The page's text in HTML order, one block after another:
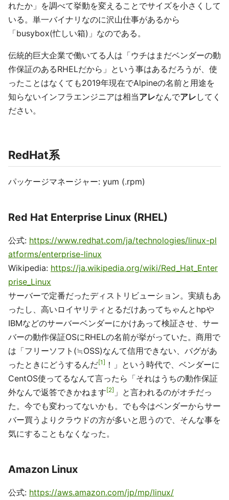
れたか」を調べて挙動を変えることでサイズを小さくして
いる。単一バイナリなのに沢山仕事があるから
「busybox(忙しい箱)」なのである。
伝統的巨大企業で働いてる人は「ウチはまだベンダーの動
作保証のあるRHELだから」という事はあるだろうが、使
ったことはなくても2019年現在でAlpineの名前と用途を
知らないインフラエンジニアは相当アレなんでアレ してく
ださい。
RedHat系
パッケージマネージャー: yum (.rpm)
Red Hat Enterprise Linux (RHEL)
公式: https://www.redhat.com/ja/technologies/linux-pl
atforms/enterprise-linux
Wikipedia: https://ja.wikipedia.org/wiki/Red_Hat_Enter
prise_Linux
サーバーで定番だったディストリビューション。実績もあ
ったし、高いロイヤリティとるだけあってちゃんとhpや
IBMなどのサーバーベンダーにかけあって検証させ、サー
バーの動作保証OSにRHELの名前が挙がっていた。商用で
は「フリーソフト(≒OSS)なんて信用できない、バグがあ
ったときにどうするんだ 1
！」という時代で、ベンダーに
CentOS使ってるなんて言ったら「それはうちの動作保証
外なんで返答できかねます 2 」と言われるのがオチだっ
た。今でも変わってないかも。でも今はベンダーからサー
バー買うよりクラウドの方が多いと思うので、そんな事を
気にすることもなくなった。
Amazon Linux
公式: https://aws.amazon.com/jp/mp/linux/